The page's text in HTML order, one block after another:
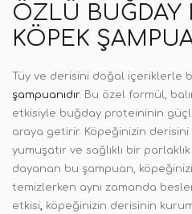
ÖZLÜ BUĞDAY
KÖPEK
Tüy ve derisini doğal içeriklerle
şampuanıdır. Bu özel formül,
etkisiyle buğday proteininin
araya getirir. Köpeğinizin derisini
yumuşatır ve sağlıklı bir
dayanan bu şampuan,
temizlerken aynı zamanda
etkisi, köpeğinizin derisinin